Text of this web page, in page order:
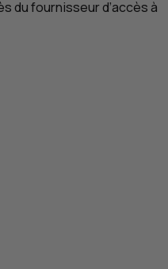
du fournisseur d’accès à